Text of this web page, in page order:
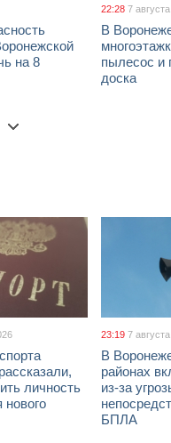
на 8
22:28 7
В
пылесос и
доска
личность
нового
23:19 7
В
районах
из-за
БПЛА